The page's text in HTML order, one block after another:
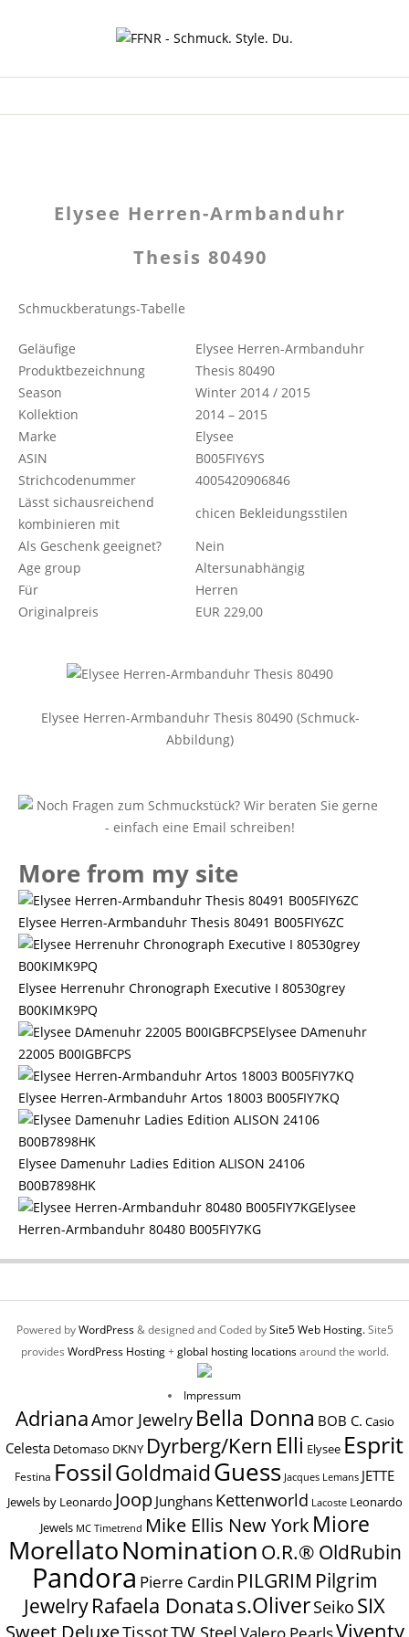
Elysee Herren-Armbanduhr
Thesis 80490
Schmuckberatungs-Tabelle
Geläufige
Produktbezeichnung
Elysee Herren-Armbanduhr
Thesis 80490
Season
Winter 2014 / 2015
Kollektion
2014 – 2015
Marke
Elysee
ASIN
B005FIY6YS
Strichcodenummer
4005420906846
Lässt sichausreichend
kombinieren mit
chicen Bekleidungsstilen
Als Geschenk geeignet?
Nein
Age group
Altersunabhängig
Für
Herren
Originalpreis
EUR 229,00
Elysee Herren-Armbanduhr Thesis 80490 (Schmuck-
Abbildung)
More from my site
Elysee Herren-Armbanduhr Thesis 80491 B005FIY6ZC
Elysee Herrenuhr Chronograph Executive I 80530grey
B00KIMK9PQ
Elysee DAmenuhr
22005 B00IGBFCPS
Elysee Herren-Armbanduhr Artos 18003 B005FIY7KQ
Elysee Damenuhr Ladies Edition ALISON 24106
B00B7898HK
Elysee
Herren-Armbanduhr 80480 B005FIY7KG
Powered byWordPress& designed and Coded bySite5 Web Hosting.Site5
provides WordPress Hosting+global hosting locationsaround the world.
Impressum
AdrianaAmor Jewelry Bella Donna BOB C. Casio
Celesta Detomaso DKNY Dyrberg/Kern Elli Elysee Esprit
Festina FossilGoldmaidGuess Jacques Lemans JETTE
Jewels by Leonardo Joop Junghans Kettenworld Lacoste Leonardo
Jewels MC Timetrend Mike Ellis New York Miore
MorellatoNomination O.R.® OldRubin
Pandora Pierre Cardin PILGRIM Pilgrim
JewelryRafaela Donatas.OliverSeiko SIX
Sweet DeluxeTissotTW Steel Viventy